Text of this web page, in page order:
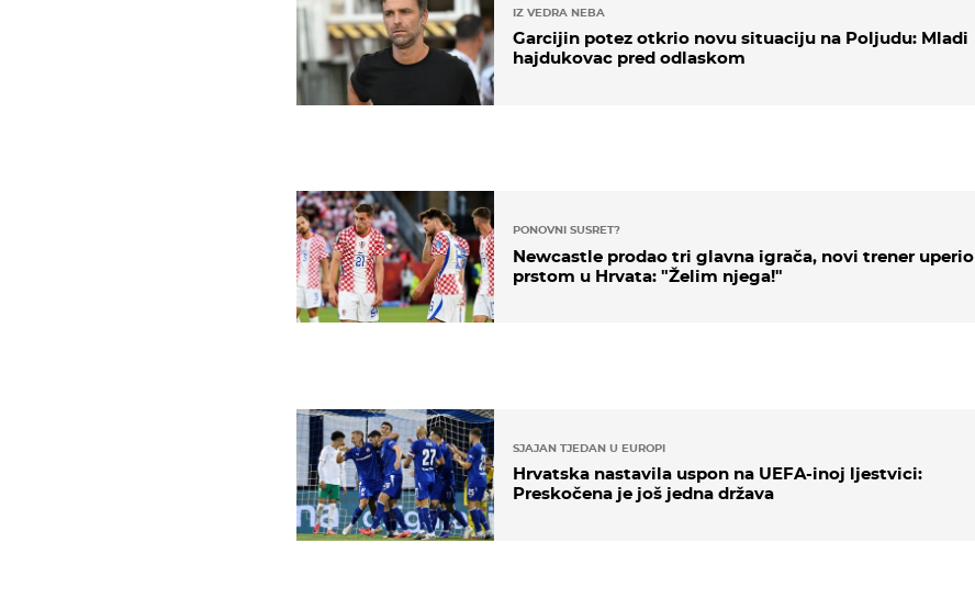
IZ VEDRA NEBA
Garcijin potez otkrio novu situaciju na Poljudu: Mladi
hajdukovac pred odlaskom
PONOVNI SUSRET?
Newcastle prodao tri glavna igrača, novi trener uperio
prstom u Hrvata: "Želim njega!"
SJAJAN TJEDAN U EUROPI
Hrvatska nastavila uspon na UEFA-inoj ljestvici:
Preskočena je još jedna država